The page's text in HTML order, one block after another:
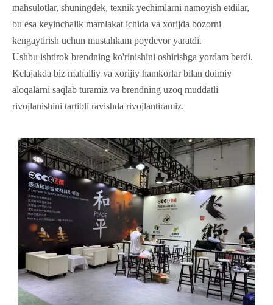
mahsulotlar, shuningdek, texnik yechimlarni namoyish etdilar,
bu esa keyinchalik mamlakat ichida va xorijda bozorni
kengaytirish uchun mustahkam poydevor yaratdi.
Ushbu ishtirok brendning ko'rinishini oshirishga yordam berdi.
Kelajakda biz mahalliy va xorijiy hamkorlar bilan doimiy
aloqalarni saqlab turamiz va brendning uzoq muddatli
rivojlanishini tartibli ravishda rivojlantiramiz.